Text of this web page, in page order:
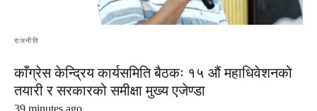
राजनीति
काँग्रेस केन्द्रिय कार्यसमिति बैठकः १५ औं महाधिवेशनको
तयारी र सरकारको समीक्षा मुख्य एजेण्डा
39 minutes ago